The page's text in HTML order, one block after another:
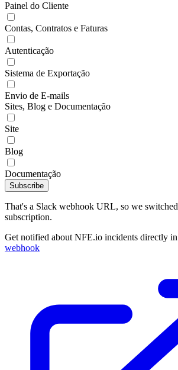
Painel do Cliente
Contas, Contratos e Faturas
Autenticação
Sistema de Exportação
Envio de E-mails
Sites, Blog e Documentação
Site
Blog
Documentação
Subscribe
That's a Slack webhook URL, so we
subscription.
Get notified about NFE.io incidents directly in
webhook